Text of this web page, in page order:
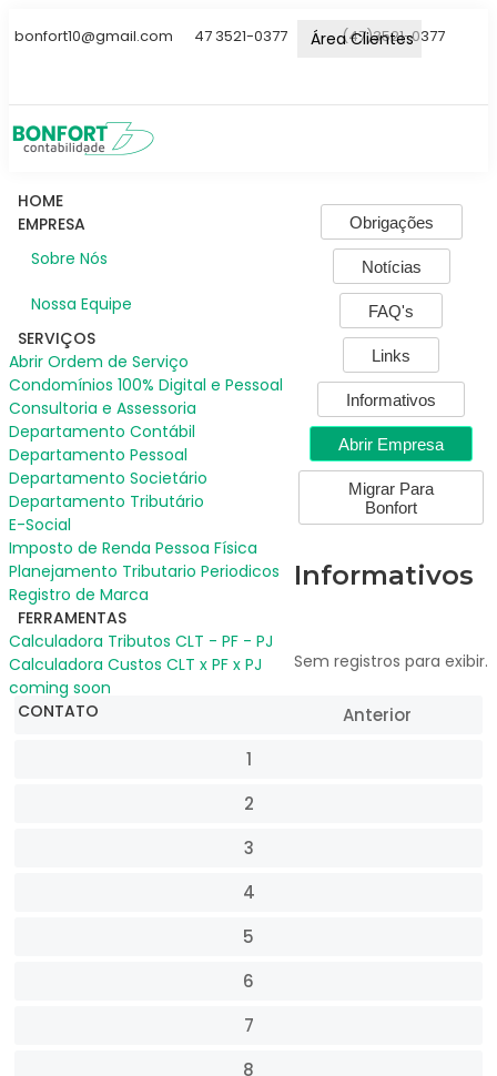
bonfort10@gmail.com 47 3521-0377 (47)3521-0377
HOME
EMPRESA
Sobre Nós
Nossa Equipe
SERVIÇOS
Abrir Ordem de Serviço
Condomínios 100% Digital e Pessoal
Consultoria e Assessoria
Departamento Contábil
Departamento Pessoal
Departamento Societário
Departamento Tributário
E-Social
Imposto de Renda Pessoa Física
Planejamento Tributario Periodicos
Registro de Marca
FERRAMENTAS
Calculadora Tributos CLT - PF - PJ
Calculadora Custos CLT x PF x PJ
coming soon
CONTATO
Área Clientes
Obrigações
Notícias
FAQ's
Links
Informativos
Abrir Empresa
Migrar Para
Bonfort
Informativos
Sem registros para exibir.
Anterior
1
2
3
4
5
6
7
8